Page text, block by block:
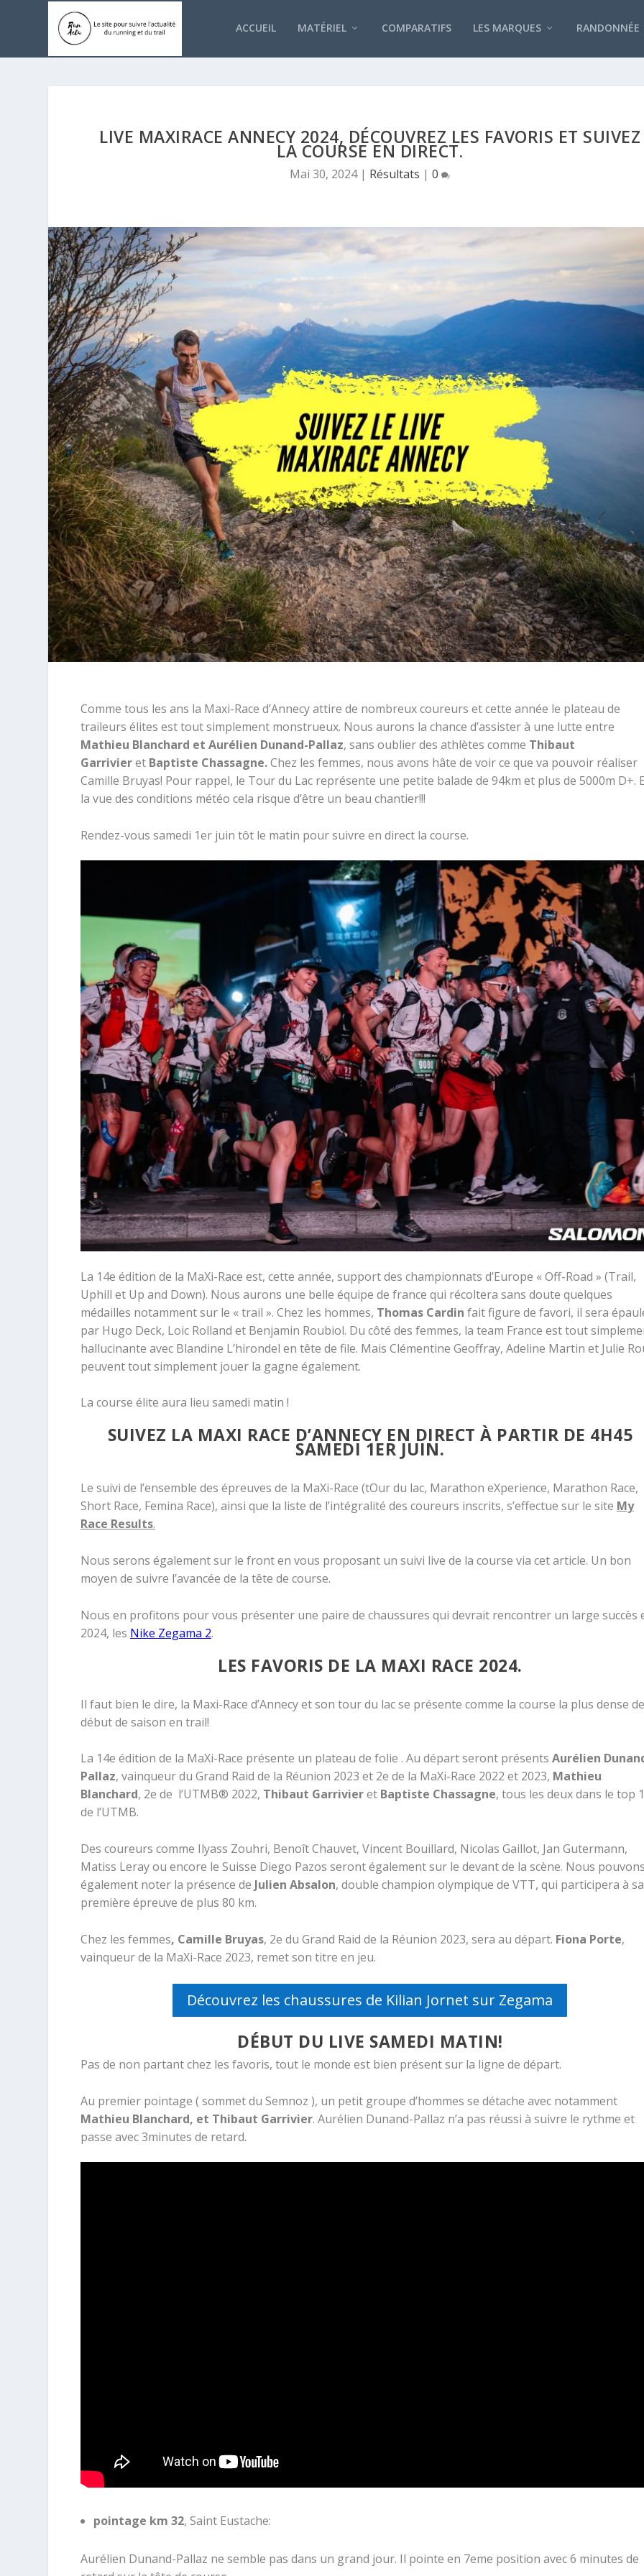
ACCUEIL MATÉRIEL COMPARATIFS LES MARQUES RANDONNÉE
LIVE MAXIRACE ANNECY 2024, DÉCOUVREZ LES FAVORIS ET SUIVEZ
LA COURSE EN DIRECT.
Mai 30, 2024| Résultats |0
Comme tous les ans la Maxi-Race d’Annecy attire de nombreux coureurs et cette année le plateau de
traileurs élites est tout simplement monstrueux. Nous aurons la chance d’assister à une lutte entre
Mathieu Blanchard et Aurélien Dunand-Pallaz, sans oublier des athlètes comme Thibaut
Garrivieret Baptiste Chassagne.Chez les femmes, nous avons hâte de voir ce que va pouvoir réaliser
Camille Bruyas! Pour rappel, le Tour du Lac représente une petite balade de 94km et plus de 5000m D+.
la vue des conditions météo cela risque d’être un beau chantier!!!
Rendez-vous samedi 1er juin tôt le matin pour suivre en direct la course.
La 14e édition de la MaXi-Race est, cette année, support des championnats d’Europe « Off-Road » (Trail,
Uphill et Up and Down). Nous aurons une belle équipe de france qui récoltera sans doute quelques
médailles notamment sur le « trail ». Chez les hommes, Thomas Cardin fait figure de favori, il sera
par Hugo Deck, Loic Rolland et Benjamin Roubiol. Du côté des femmes, la team France est tout
hallucinante avec Blandine L’hirondel en tête de file. Mais Clémentine Geoffray, Adeline Martin et Julie
peuvent tout simplement jouer la gagne également.
La course élite aura lieu samedi matin !
SUIVEZ LA MAXI RACE D’ANNECY EN DIRECT À PARTIR DE 4H45
SAMEDI 1ER JUIN.
Le suivi de l’ensemble des épreuves de la MaXi-Race (tOur du lac, Marathon eXperience, Marathon Race,
Short Race, Femina Race), ainsi que la liste de l’intégralité des coureurs inscrits, s’effectue sur le site My
Race Results.
Nous serons également sur le front en vous proposant un suivi live de la course via cet article. Un bon
moyen de suivre l’avancée de la tête de course.
Nous en profitons pour vous présenter une paire de chaussures qui devrait rencontrer un large succès
2024, les Nike Zegama 2.
LES FAVORIS DE LA MAXI RACE 2024.
Il faut bien le dire, la Maxi-Race d’Annecy et son tour du lac se présente comme la course la plus dense
début de saison en trail!
La 14e édition de la MaXi-Race présente un plateau de folie . Au départ seront présents Aurélien
Pallaz, vainqueur du Grand Raid de la Réunion 2023 et 2e de la MaXi-Race 2022 et 2023, Mathieu
Blanchard, 2e de l’UTMB® 2022, Thibaut Garrivieret Baptiste Chassagne, tous les deux dans le top
de l’UTMB.
Des coureurs comme Ilyass Zouhri, Benoît Chauvet, Vincent Bouillard, Nicolas Gaillot, Jan Gutermann,
Matiss Leray ou encore le Suisse Diego Pazos seront également sur le devant de la scène. Nous pouvons
également noter la présence de Julien Absalon, double champion olympique de VTT, qui participera à sa
première épreuve de plus 80 km.
Chez les femmes, Camille Bruyas, 2e du Grand Raid de la Réunion 2023, sera au départ. Fiona Porte,
vainqueur de la MaXi-Race 2023, remet son titre en jeu.
Découvrez les chaussures de Kilian Jornet sur Zegama
DÉBUT DU LIVE SAMEDI MATIN!
Pas de non partant chez les favoris, tout le monde est bien présent sur la ligne de départ.
Au premier pointage ( sommet du Semnoz ), un petit groupe d’hommes se détache avec notamment
Mathieu Blanchard, et Thibaut Garrivier. Aurélien Dunand-Pallaz n’a pas réussi à suivre le rythme et
passe avec 3minutes de retard.
pointage km 32, Saint Eustache:
Aurélien Dunand-Pallaz ne semble pas dans un grand jour. Il pointe en 7eme position avec 6 minutes de